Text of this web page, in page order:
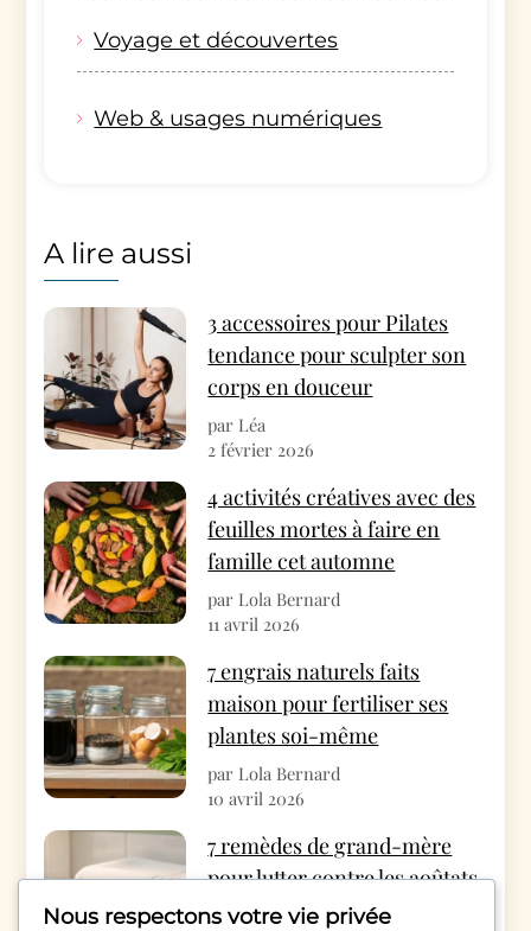
Voyage et découvertes
Web & usages numériques
A lire aussi
3 accessoires pour Pilates
tendance pour sculpter son
corps en douceur
par Léa
2 février 2026
4 activités créatives avec des
feuilles mortes à faire en
famille cet automne
par Lola Bernard
11 avril 2026
7 engrais naturels faits
maison pour fertiliser ses
plantes soi-même
par Lola Bernard
10 avril 2026
7 remèdes de grand-mère
pour lutter contre les aoûtats
cet automne
Nous respectons votre vie privée